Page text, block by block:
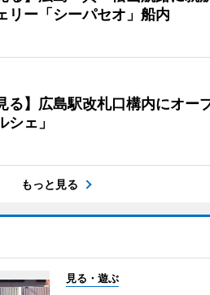
リー「シーパセオ」船内
る】広島駅改札口構内にオー
シェ」
もっと見る
見る・遊ぶ